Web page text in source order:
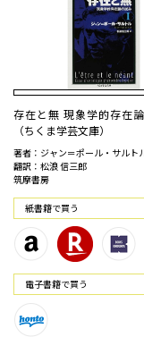
存在と無 現象学的存在
（ちくま学芸文庫）
著者：ジャン＝ポール・サルト
翻訳：松浪 信三郎
筑摩書房
紙書籍で買う
電⼦書籍で買う